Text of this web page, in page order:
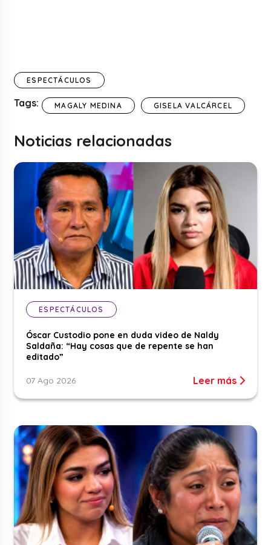
ESPECTÁCULOS
Tags: MAGALY MEDINA GISELA VALCÁRCEL
Noticias relacionadas
ESPECTÁCULOS
Óscar Custodio pone en duda video de Naldy
Saldaña: “Hay cosas que de repente se han
editado”
07 Ago 2026 Leer más